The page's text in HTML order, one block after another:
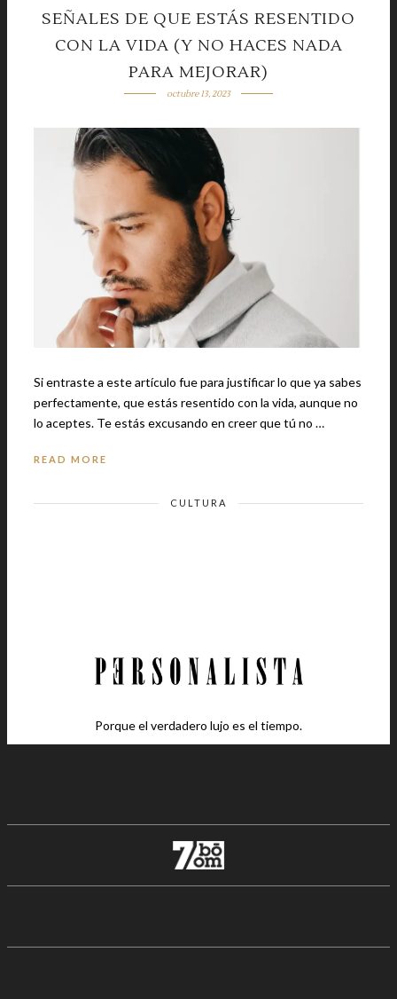
SEÑALES DE QUE ESTÁS RESENTIDO
CON LA VIDA (Y NO HACES NADA
PARA MEJORAR)
octubre 13, 2023
Si entraste a este artículo fue para justificar lo que ya sabes
perfectamente, que estás resentido con la vida, aunque no
lo aceptes. Te estás excusando en creer que tú no …
READ MORE
CULTURA
Porque el verdadero lujo es el tiempo.